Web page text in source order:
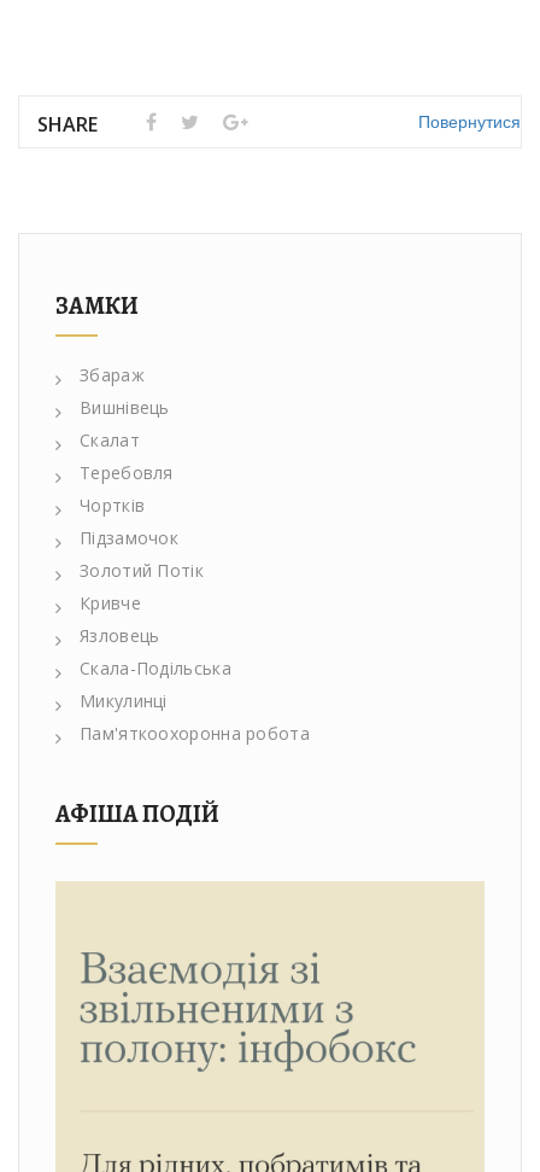
SHARE Повернутися
ЗАМКИ
Збараж
Вишнівець
Скалат
Теребовля
Чортків
Підзамочок
Золотий Потік
Кривче
Язловець
Скала-Подільська
Микулинці
Пам'яткоохоронна робота
АФІША ПОДІЙ